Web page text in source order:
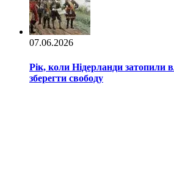
07.06.2026
Рік, коли Нідерланди затопили
зберегти свободу